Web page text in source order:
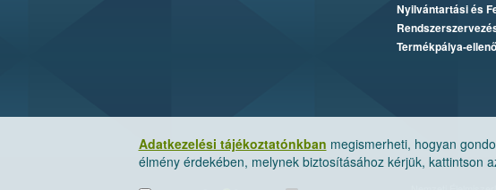
Adatkezelési tájékoztatónkban megismerheti, hogyan
élmény érdekében, melynek biztosításához kérjük, kattintson
Nyilvántartási és
Termékpálya-